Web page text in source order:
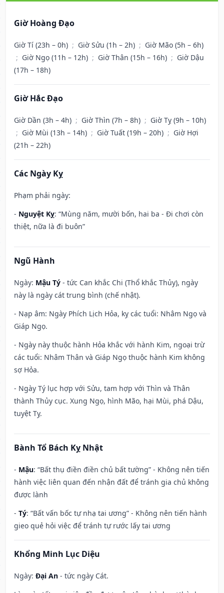
Giờ Hoàng Đạo
Giờ Tí (23h – 0h) ; Giờ Sửu (1h – 2h) ; Giờ Mão (5h – 6h)
; Giờ Ngọ (11h – 12h) ; Giờ Thân (15h – 16h) ; Giờ Dậu
(17h – 18h)
Giờ Hắc Đạo
Giờ Dần (3h – 4h) ; Giờ Thìn (7h – 8h) ; Giờ Tỵ (9h – 10h)
; Giờ Mùi (13h – 14h) ; Giờ Tuất (19h – 20h) ; Giờ Hợi
(21h – 22h)
Các Ngày Kỵ
Phạm phải ngày:
- Nguyệt Kỵ: “Mùng năm, mười bốn, hai ba - Đi chơi còn
thiệt, nữa là đi buôn”
Ngũ Hành
Ngày: Mậu Tý - tức Can khắc Chi (Thổ khắc Thủy), ngày
này là ngày cát trung bình (chế nhật).
- Nạp âm: Ngày Phích Lịch Hỏa, kỵ các tuổi: Nhâm Ngọ và
Giáp Ngọ.
- Ngày này thuộc hành Hỏa khắc với hành Kim, ngoại trừ
các tuổi: Nhâm Thân và Giáp Ngọ thuộc hành Kim không
sợ Hỏa.
- Ngày Tý lục hợp với Sửu, tam hợp với Thìn và Thân
thành Thủy cục. Xung Ngọ, hình Mão, hại Mùi, phá Dậu,
tuyệt Tỵ.
Bành Tổ Bách Kỵ Nhật
- Mậu: “Bất thụ điền điền chủ bất tường” - Không nên tiến
hành việc liên quan đến nhận đất để tránh gia chủ không
được lành
- Tý: “Bất vấn bốc tự nhạ tai ương” - Không nên tiến hành
gieo quẻ hỏi việc để tránh tự rước lấy tai ương
Khổng Minh Lục Diệu
Ngày: Đại An - tức ngày Cát.